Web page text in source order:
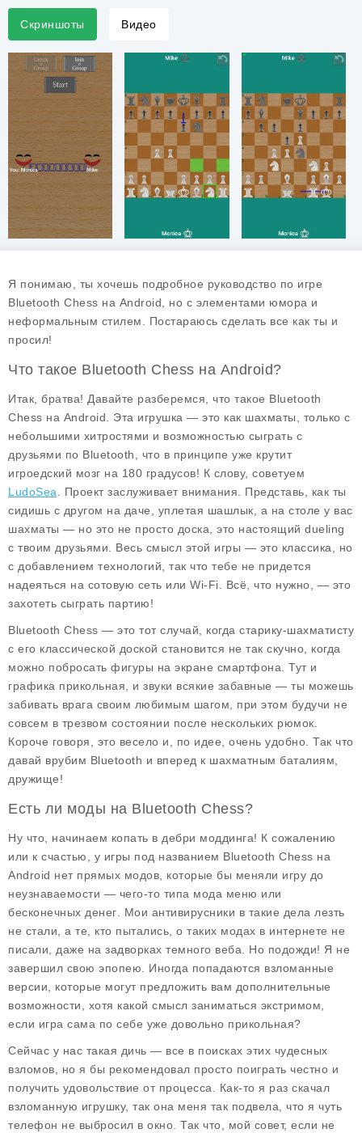
Скриншоты Видео
Я понимаю, ты хочешь подробное руководство по игре
Bluetooth Chess на Android, но с элементами юмора и
неформальным стилем. Постараюсь сделать все как ты и
просил!
Что такое Bluetooth Chess на Android?
Итак, братва! Давайте разберемся, что такое Bluetooth
Chess на Android. Эта игрушка — это как шахматы, только с
небольшими хитростями и возможностью сыграть с
друзьями по Bluetooth, что в принципе уже крутит
игроедский мозг на 180 градусов! К слову, советуем
LudoSea . Проект заслуживает внимания. Представь, как ты
сидишь с другом на даче, уплетая шашлык, а на столе у вас
шахматы — но это не просто доска, это настоящий dueling
с твоим друзьями. Весь смысл этой игры — это классика, но
с добавлением технологий, так что тебе не придется
надеяться на сотовую сеть или Wi-Fi. Всё, что нужно, — это
захотеть сыграть партию!
Bluetooth Chess — это тот случай, когда старику-шахматисту
с его классической доской становится не так скучно, когда
можно побросать фигуры на экране смартфона. Тут и
графика прикольная, и звуки всякие забавные — ты можешь
забивать врага своим любимым шагом, при этом будучи не
совсем в трезвом состоянии после нескольких рюмок.
Короче говоря, это весело и, по идее, очень удобно. Так что
давай врубим Bluetooth и вперед к шахматным баталиям,
дружище!
Есть ли моды на Bluetooth Chess?
Ну что, начинаем копать в дебри моддинга! К сожалению
или к счастью, у игры под названием Bluetooth Chess на
Android нет прямых модов, которые бы меняли игру до
неузнаваемости — чего-то типа мода меню или
бесконечных денег . Мои антивирусники в такие дела лезть
не стали, а те, кто пытались, о таких модах в интернете не
писали, даже на задворках темного веба. Но подожди! Я не
завершил свою эпопею. Иногда попадаются взломанные
версии , которые могут предложить вам дополнительные
возможности, хотя какой смысл заниматься экстримом,
если игра сама по себе уже довольно прикольная?
Сейчас у нас такая дичь — все в поисках этих чудесных
взломов, но я бы рекомендовал просто поиграть честно и
получить удовольствие от процесса. Как-то я раз скачал
взломанную игрушку, так она меня так подвела, что я чуть
телефон не выбросил в окно. Так что, мой совет, если не